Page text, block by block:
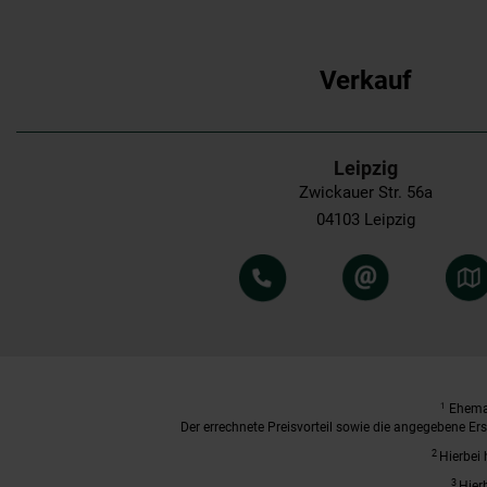
Verkauf
Leipzig
Zwickauer Str. 56a
04103 Leipzig
1
Der errechnete Preisvorteil sowie die angegebene
2 Hierbei
3